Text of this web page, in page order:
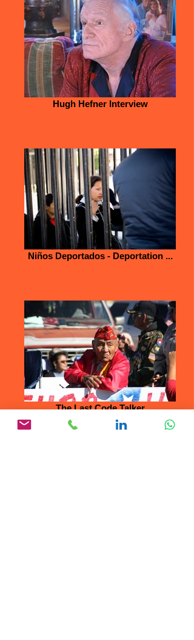
Hugh Hefner Interview
Niños Deportados - Deportation ...
The Last Code Talker